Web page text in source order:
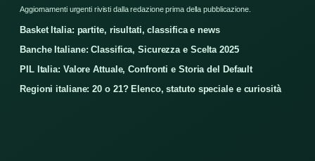
Aggiornamenti urgenti rivisti dalla redazione prima della pubblicazione.
Basket Italia: partite, risultati, classifica e news
Banche Italiane: Classifica, Sicurezza e Scelta 2025
PIL Italia: Valore Attuale, Confronti e Storia del Default
Regioni italiane: 20 o 21? Elenco, statuto speciale e curiosità